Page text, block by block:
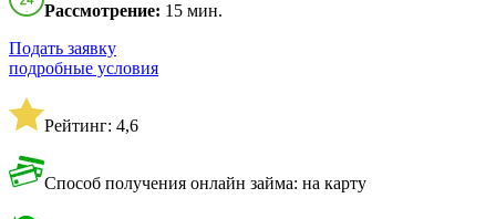
Рассмотрение: 15 мин.
Подать заявку
подробные условия
Рейтинг: 4,6
Способ получения онлайн займа: на карту